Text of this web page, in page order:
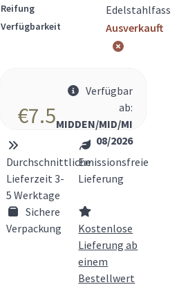
Reifung Edelstahlfass
Verfügbarkeit Ausverkauft
€7.5
Verfügbar
ab:
MIDDEN/MID/MI
08/2026
Durchschnittliche
Lieferzeit 3-
5 Werktage
Emissionsfreie
Lieferung
Sichere
Verpackung
Kostenlose
Lieferung ab
einem
Bestellwert